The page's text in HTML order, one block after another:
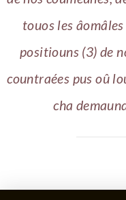
touos les
positiouns (3) de
countraées pus oû
cha